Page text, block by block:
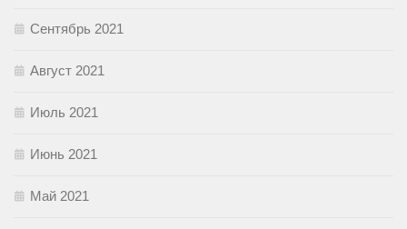
Сентябрь 2021
Август 2021
Июль 2021
Июнь 2021
Май 2021